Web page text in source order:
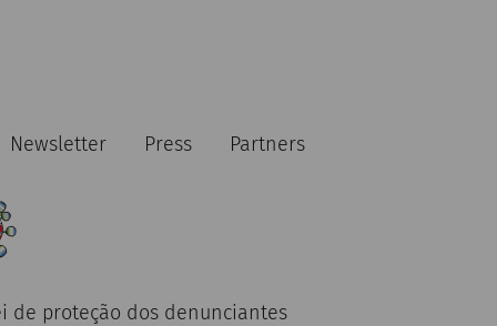
Newsletter Press Partners
de proteção dos denunciantes